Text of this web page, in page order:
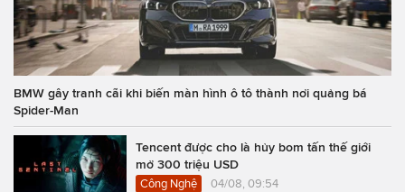
BMW gây tranh cãi khi biến màn hình ô tô thành nơi quảng bá
Spider-Man
Tencent được cho là hủy bom tấn thế giới
mở 300 triệu USD
Công Nghệ 04/08, 09:54